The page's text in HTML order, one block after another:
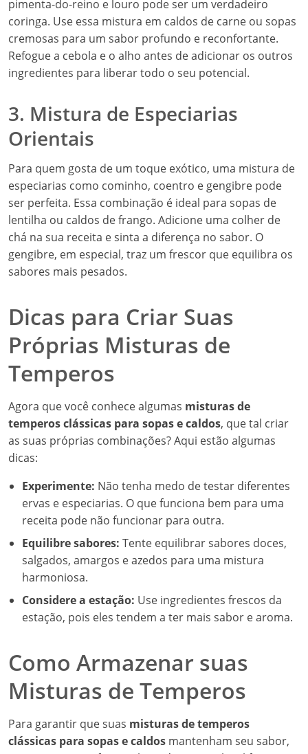
pimenta-do-reino e louro pode ser um verdadeiro
coringa. Use essa mistura em caldos de carne ou sopas
cremosas para um sabor profundo e reconfortante.
Refogue a cebola e o alho antes de adicionar os outros
ingredientes para liberar todo o seu potencial.
3. Mistura de Especiarias
Orientais
Para quem gosta de um toque exótico, uma mistura de
especiarias como cominho, coentro e gengibre pode
ser perfeita. Essa combinação é ideal para sopas de
lentilha ou caldos de frango. Adicione uma colher de
chá na sua receita e sinta a diferença no sabor. O
gengibre, em especial, traz um frescor que equilibra os
sabores mais pesados.
Dicas para Criar Suas
Próprias Misturas de
Temperos
Agora que você conhece algumas misturas de
temperos clássicas para sopas e caldos, que tal criar
as suas próprias combinações? Aqui estão algumas
dicas:
Experimente: Não tenha medo de testar diferentes
ervas e especiarias. O que funciona bem para uma
receita pode não funcionar para outra.
Equilibre sabores: Tente equilibrar sabores doces,
salgados, amargos e azedos para uma mistura
harmoniosa.
Considere a estação: Use ingredientes frescos da
estação, pois eles tendem a ter mais sabor e aroma.
Como Armazenar suas
Misturas de Temperos
Para garantir que suas misturas de temperos
clássicas para sopas e caldos mantenham seu sabor,